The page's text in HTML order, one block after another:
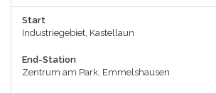
Start
Industriegebiet, Kastellaun
End-Station
Zentrum am Park, Emmelshausen